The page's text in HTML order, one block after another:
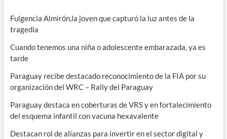
Fulgencia Almirón,la joven que capturó la luz antes de la
tragedia
Cuando tenemos una niña o adolescente embarazada, ya es
tarde
Paraguay recibe destacado reconocimiento de la FIA por su
organización del WRC – Rally del Paraguay
Paraguay destaca en coberturas de VRS y en fortalecimiento
del esquema infantil con vacuna hexavalente
Destacan rol de alianzas para invertir en el sector digital y